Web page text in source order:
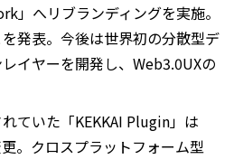
」へリブランディングを実施。
発表。今後は世界初の分散型デ
イヤーを開発し、Web3.0UXの
ていた「KEKKAI Plugin」は
更。クロスプラットフォーム型